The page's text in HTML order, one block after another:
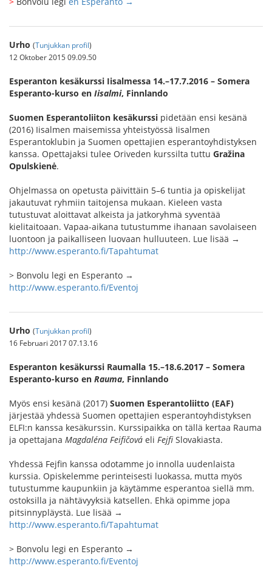
Urho (Tunjukkan profil)
12 Oktober 2015 09.09.50
Esperanton kesäkurssi Iisalmessa 14.–17.7.2016 – Somera
Esperanto-kurso en Iisalmi, Finnlando
Suomen Esperantoliiton kesäkurssi pidetään ensi kesänä
(2016) Iisalmen maisemissa yhteistyössä Iisalmen
Esperantoklubin ja Suomen opettajien esperantoyhdistyksen
kanssa. Opettajaksi tulee Oriveden kurssilta tuttu Gražina
Opulskienė.
Ohjelmassa on opetusta päivittäin 5–6 tuntia ja opiskelijat
jakautuvat ryhmiin taitojensa mukaan. Kieleen vasta
tutustuvat aloittavat alkeista ja jatkoryhmä syventää
kielitaitoaan. Vapaa-aikana tutustumme ihanaan savolaiseen
luontoon ja paikalliseen luovaan hulluuteen. Lue lisää →
http://www.esperanto.fi/Tapahtumat
> Bonvolu legi en Esperanto →
http://www.esperanto.fi/Eventoj
Urho (Tunjukkan profil)
16 Februari 2017 07.13.16
Esperanton kesäkurssi Raumalla 15.–18.6.2017 – Somera
Esperanto-kurso en Rauma, Finnlando
Myös ensi kesänä (2017) Suomen Esperantoliitto (EAF)
järjestää yhdessä Suomen opettajien esperantoyhdistyksen
ELFI:n kanssa kesäkurssin. Kurssipaikka on tällä kertaa Rauma
ja opettajana Magdaléna Feifičová eli Fejfi Slovakiasta.
Yhdessä Fejfin kanssa odotamme jo innolla uudenlaista
kurssia. Opiskelemme perinteisesti luokassa, mutta myös
tutustumme kaupunkiin ja käytämme esperantoa siellä mm.
ostoksilla ja nähtävyyksiä katsellen. Ehkä opimme jopa
pitsinnypläystä. Lue lisää →
http://www.esperanto.fi/Tapahtumat
> Bonvolu legi en Esperanto →
http://www.esperanto.fi/Eventoj